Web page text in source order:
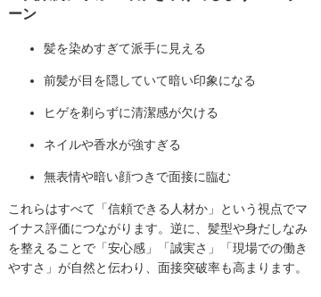
ーン
髪を染めすぎて派手に見える
前髪が目を隠していて暗い印象になる
ヒゲを剃らずに清潔感が欠ける
ネイルや香水が強すぎる
無表情や暗い顔つきで面接に臨む
これらはすべて「信頼できる人材か」という視点でマ
イナス評価につながります。逆に、髪型や身だしなみ
を整えることで「安心感」「誠実さ」「現場での働き
やすさ」が自然と伝わり、面接突破率も高まります。